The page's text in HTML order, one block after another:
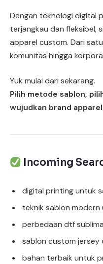
Dengan teknologi digital
terjangkau dan fleksibel,
apparel custom. Dari
komunitas hingga
Yuk mulai dari sekarang.
Pilih metode sablon,
wujudkan brand
Incoming
digital printing untuk
teknik sablon
perbedaan dtf
sablon custom jersey
bahan terbaik untuk